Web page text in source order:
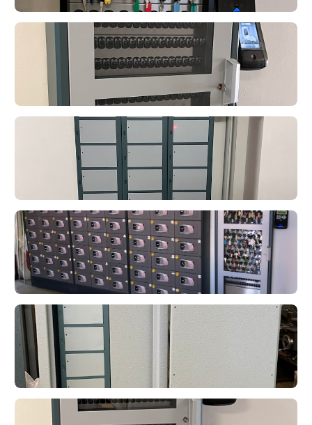
Maxx 32 posti chiave
deister
Deposito Armi 3 Colonne S12
deister
Flexx 36U e Cartelliere
deister
Colonna S12 in Armadio Blindato